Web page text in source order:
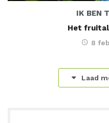
IK BEN
Het
8
Laad